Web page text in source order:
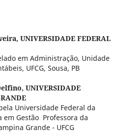
UNIVERSIDADE FEDERAL
em Administração, Unidade
UFCG, Sousa, PB
UNIVERSIDADE
Universidade Federal da
em Gestão Professora da
Grande - UFCG